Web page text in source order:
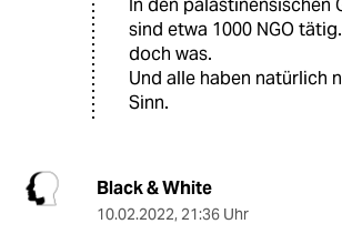
In den palästinensischen
sind etwa 1000 NGO
doch was.
Und alle haben natürlich
Sinn.
Black & White
10.02.2022, 21:36 Uhr